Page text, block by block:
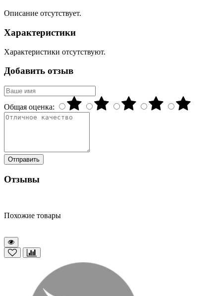
Описание отсутствует.
Характеристики
Характеристики отсутствуют.
Добавить отзыв
Общая оценка:
Отправить
Отзывы
Похожие товары